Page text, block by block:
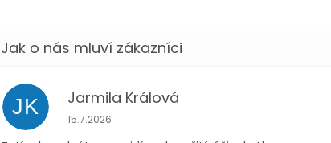
JK Jarmila Králová
Hodnocení obchodu je 5 z 5 hvězdiček.
15.7.2026